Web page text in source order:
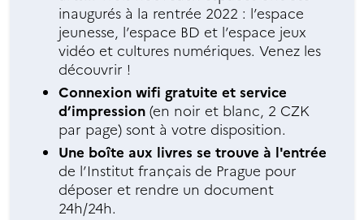
inaugurés à la rentrée 2022 : l’espace
jeunesse, l’espace BD et l’espace jeux
vidéo et cultures numériques. Venez les
découvrir !
Connexion wifi gratuite et service
d’impression(en noir et blanc, 2 CZK
par page) sont à votre disposition.
Une boîte aux livres se trouve à l'entrée
de l’Institut français de Prague pour
déposer et rendre un document
24h/24h.